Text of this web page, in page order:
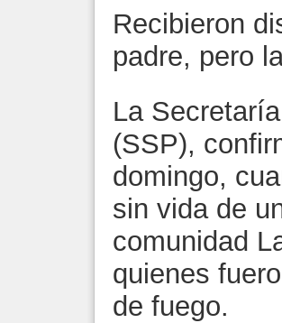
Recibieron
padre, pero
La
(SSP),
domingo,
sin vida de
comunidad
quienes
de fuego.